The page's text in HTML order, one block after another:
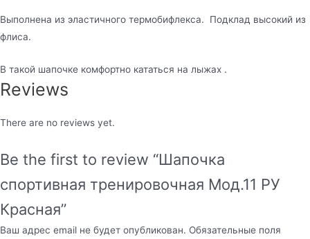
Выполнена из эластичного термобифлекса. Подклад высокий из
флиса.
В такой шапочке комфортно кататься на лыжах .
Reviews
There are no reviews yet.
Be the first to review “Шапочка
спортивная тренировочная Мод.11 РУ
Красная”
Ваш адрес email не будет опубликован. Обязательные поля